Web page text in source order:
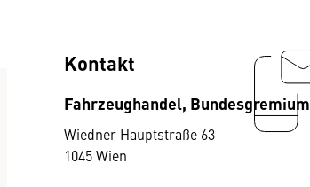
Kontakt
Fahrzeughandel, Bundesgremium
Wiedner Hauptstraße 63
1045 Wien